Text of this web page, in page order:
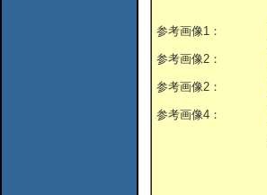
参考画像1：
参考画像2：
参考画像2：
参考画像4：